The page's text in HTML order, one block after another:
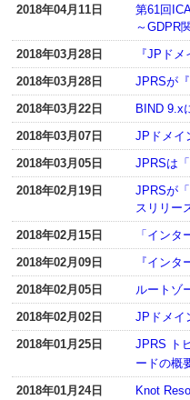
2018年04月11日
第61回
～GDPR
2018年03月28日
『JPド
2018年03月28日
JPRSが
2018年03月22日
BIND 9.x
2018年03月07日
JPドメイ
2018年03月05日
JPRSは
2018年02月19日
JPRSが
スリリー
2018年02月15日
「イン
2018年02月09日
『イン
2018年02月05日
ルートゾ
2018年02月02日
JPドメイ
2018年01月25日
JPRS ト
ードの概
2018年01月24日
Knot